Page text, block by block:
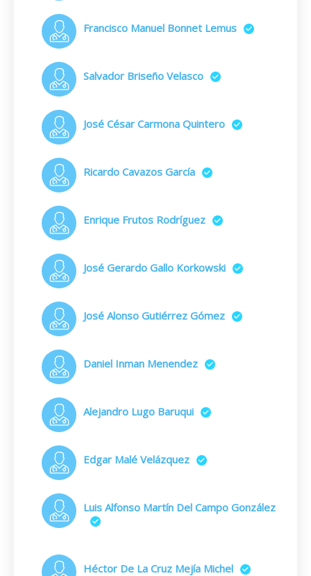
Francisco Manuel Bonnet Lemus
Salvador Briseño Velasco
José César Carmona Quintero
Ricardo Cavazos García
Enrique Frutos Rodríguez
José Gerardo Gallo Korkowski
José Alonso Gutiérrez Gómez
Daniel Inman Menendez
Alejandro Lugo Baruqui
Edgar Malé Velázquez
Luis Alfonso Martín Del Campo González
Héctor De La Cruz Mejía Michel